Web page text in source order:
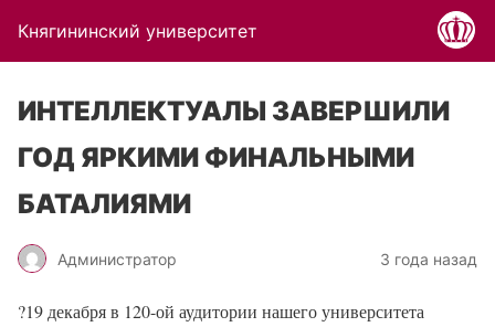
Княгининский университет
ИНТЕЛЛЕКТУАЛЫ ЗАВЕРШИЛИ
ГОД ЯРКИМИ ФИНАЛЬНЫМИ
БАТАЛИЯМИ
Администратор 3 года назад
?19 декабря в 120-ой аудитории нашего университета